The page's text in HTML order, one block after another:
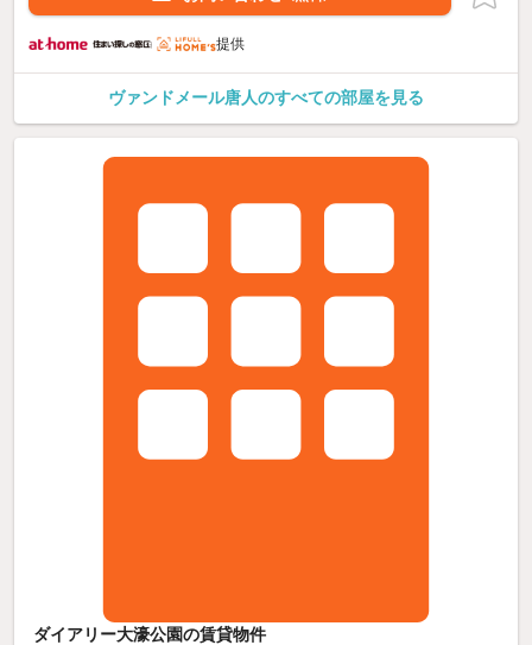
提供
ヴァンドメール唐人のすべての部屋を見る
ダイアリー大濠公園の賃貸物件